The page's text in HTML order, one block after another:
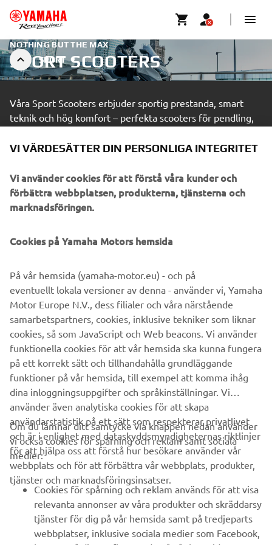
SPORT
NOTHING BUT THE MAX
SPORT SCOOTERS
Våra Sport Scooters erbjuder sportig prestanda, smart
teknik och hög komfort – perfekta scooters för pendling,
En professionell förare som genomför avancerad körning inom
inhägnat område.
FÖRETAG
B2B
UTFORSKA YAMAHA
VI VÄRDESÄTTER DIN PERSONLIGA INTEGRITET
Vi använder cookies för att förstå våra kunder och
förbättra webbplatsen, produkterna, tjänsterna och
marknadsföringen.
Cookies på Yamaha Motors hemsida
På vår hemsida (yamaha-motor.eu) - och på
eventuellt lokala versioner av denna - använder vi, Yamaha
Motor Europe N.V., dess filialer och våra närstående
samarbetspartners, cookies, inklusive tekniker som liknar
cookies, så som JavaScript och Web beacons. Vi använder
funktionella cookies för att vår hemsida ska kunna fungera
på ett korrekt sätt och tillhandahålla grundläggande
funktioner på vår hemsida, till exempel att komma ihåg
dina inloggningsuppgifter och språkinställningar. Vi
använder även analytiska cookies för att skapa
användarstatistik på ett sätt som respekterar privatlivet
och är i enlighet med dataskyddsmyndigheternas riktlinjer
för att hjälpa oss att förstå hur besökare använder vår
webbplats och för att förbättra vår webbplats, produkter,
tjänster och marknadsföringsinsatser.
Om du lämnar ditt samtycke via knappen nedan använder
vi också cookies för spårning och reklam samt sociala
medier:
Cookies för spårning och reklam används för att visa
relevanta annonser av våra produkter och skräddarsy
tjänster för dig på vår hemsida samt på tredjeparts
webbplatser, inklusive sociala medier som Facebook,